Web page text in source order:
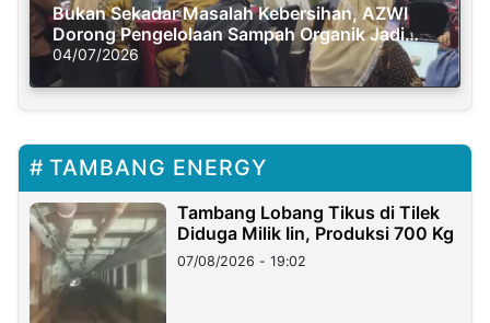
Bukan Sekadar Masalah Kebersihan, AZWI
Dorong Pengelolaan Sampah Organik Jadi
Solusi Krisis Iklim
04/07/2026
TAMBANG ENERGY
Tambang Lobang Tikus di Tilek
Diduga Milik Iin, Produksi 700 Kg
07/08/2026 - 19:02